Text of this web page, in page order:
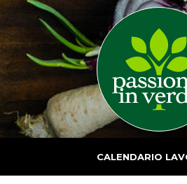
CALENDARIO